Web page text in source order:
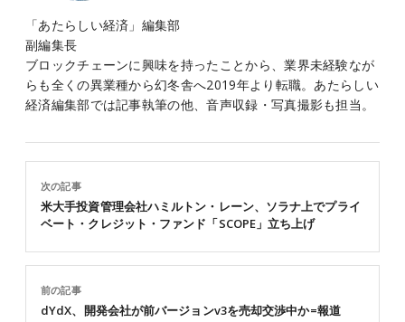
「あたらしい経済」編集部
副編集長
ブロックチェーンに興味を持ったことから、業界未経験なが
らも全くの異業種から幻冬舎へ2019年より転職。あたらしい
経済編集部では記事執筆の他、音声収録・写真撮影も担当。
前の記事
dYdX、開発会社が前バージョンv3を売却交渉中か=報道
次の記事
米大手投資管理会社ハミルトン・レーン、ソラナ上でプライ
ベート・クレジット・ファンド「SCOPE」立ち上げ